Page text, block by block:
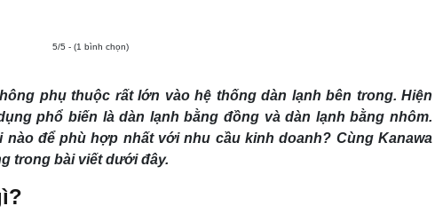
5/5 - (1 bình chọn)
phụ thuộc rất lớn vào hệ thống dàn lạnh bên trong. Hiện
phổ biến là dàn lạnh bằng đồng và dàn lạnh bằng nhôm.
nào để phù hợp nhất với nhu cầu kinh doanh? Cùng Kanawa
trong bài viết dưới đây.